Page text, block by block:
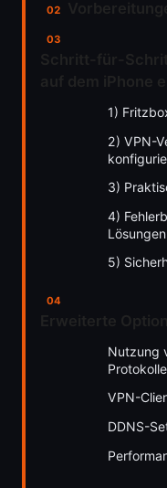
1)
2) VPN-
3)
4)
Lösungen
5)
Nutzung
VPN-
DDNS-